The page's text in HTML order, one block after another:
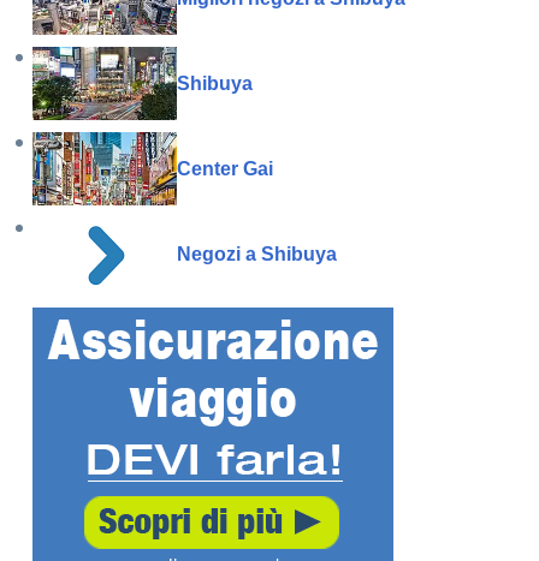
Shibuya
Center Gai
Negozi a Shibuya